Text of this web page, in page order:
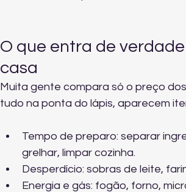
O que entra de
casa
Muita gente compara só o preço
tudo na ponta do lápis, aparecem
Tempo de preparo: separar
grelhar, limpar cozinha.
Desperdício: sobras de leite,
Energia e gás: fogão, forno,